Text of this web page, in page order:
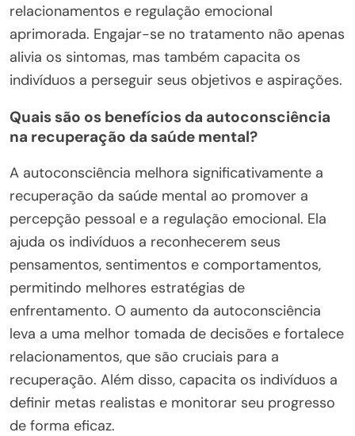
relacionamentos e regulação emocional
aprimorada. Engajar-se no tratamento não apenas
alivia os sintomas, mas também capacita os
indivíduos a perseguir seus objetivos e aspirações.
Quais são os benefícios da autoconsciência
na recuperação da saúde mental?
A autoconsciência melhora significativamente a
recuperação da saúde mental ao promover a
percepção pessoal e a regulação emocional. Ela
ajuda os indivíduos a reconhecerem seus
pensamentos, sentimentos e comportamentos,
permitindo melhores estratégias de
enfrentamento. O aumento da autoconsciência
leva a uma melhor tomada de decisões e fortalece
relacionamentos, que são cruciais para a
recuperação. Além disso, capacita os indivíduos a
definir metas realistas e monitorar seu progresso
de forma eficaz.